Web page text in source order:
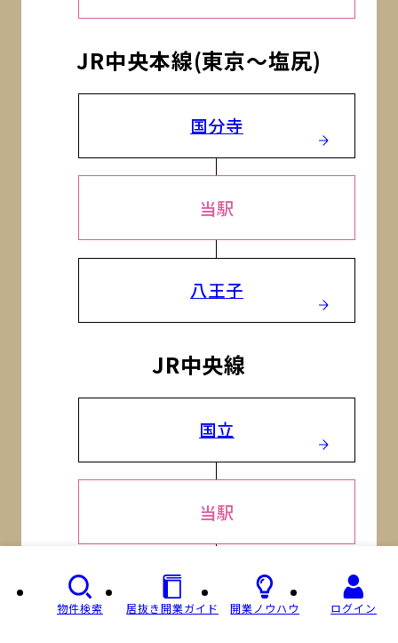
JR中央本線(東京～塩尻)
国分寺
当駅
八王子
JR中央線
国立
当駅
八王子
物件検索 居抜き開業ガイド 開業ノウハウ ログイン